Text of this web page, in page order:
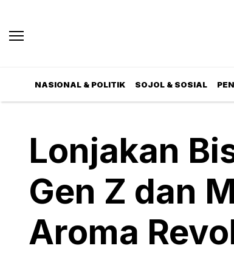
NASIONAL & POLITIK SOJOL & SOSIAL
Lonjakan
Gen Z dan
Aroma